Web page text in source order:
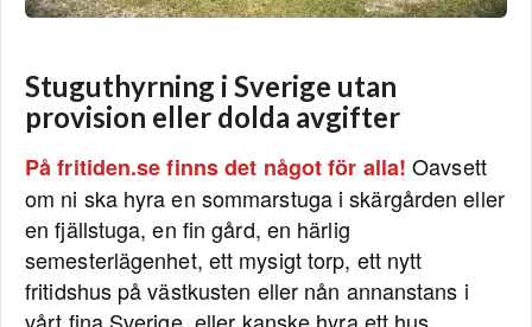
Stuguthyrning i Sverige utan
provision eller dolda avgifter
På fritiden.se finns det något för alla! Oavsett
om ni ska hyra en sommarstuga i skärgården eller
en fjällstuga, en fin gård, en härlig
semesterlägenhet, ett mysigt torp, ett nytt
fritidshus på västkusten eller nån annanstans i